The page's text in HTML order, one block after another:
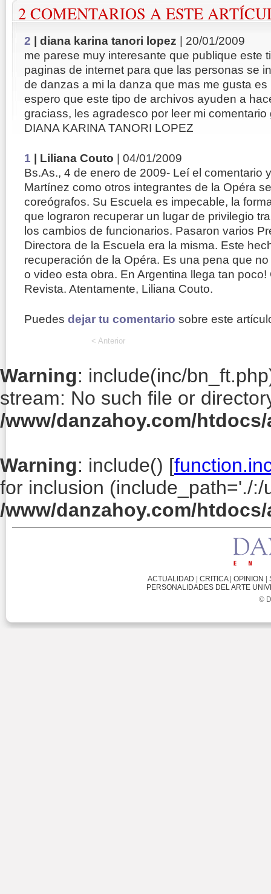
2 COMENTARIOS A ESTE
2 | diana karina tanori lopez | 20/01/2009
me parese muy interesante que publique este
paginas de internet para que las personas se
de danzas a mi la danza que mas me gusta
espero que este tipo de archivos ayuden a
graciass, les agradesco por leer mi
DIANA KARINA TANORI LOPEZ
1 | Liliana Couto | 04/01/2009
Bs.As., 4 de enero de 2009- Leí el comentario
Martínez como otros integrantes de la Opéra
coreógrafos. Su Escuela es impecable, la
que lograron recuperar un lugar de privilegio
los cambios de funcionarios. Pasaron varios
Directora de la Escuela era la misma. Este
recuperación de la Opéra. Es una pena que
o video esta obra. En Argentina llega tan poco!
Revista. Atentamente, Liliana Couto.
Puedes dejar tu comentario sobre este
< Anterior
Warning: include(inc/
stream: No such file or
/www/danzahoy.com/
Warning: include() [
for inclusion (include_path='./
/www/danzahoy.com/
ACTUALIDAD CRITICA| OPINION
PERSONALIDADES DEL ARTE
©